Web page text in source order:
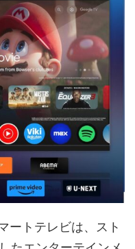
ートテレビは、スト